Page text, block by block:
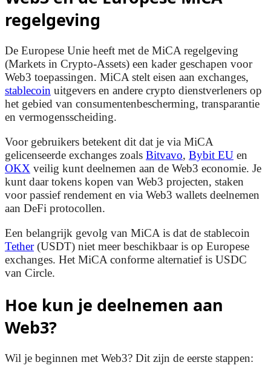
regelgeving
De Europese Unie heeft met de MiCA regelgeving
(Markets in Crypto-Assets) een kader geschapen voor
Web3 toepassingen. MiCA stelt eisen aan exchanges,
stablecoin uitgevers en andere crypto dienstverleners op
het gebied van consumentenbescherming, transparantie
en vermogensscheiding.
Voor gebruikers betekent dit dat je via MiCA
gelicenseerde exchanges zoals Bitvavo, Bybit EU en
OKX veilig kunt deelnemen aan de Web3 economie. Je
kunt daar tokens kopen van Web3 projecten, staken
voor passief rendement en via Web3 wallets deelnemen
aan DeFi protocollen.
Een belangrijk gevolg van MiCA is dat de stablecoin
Tether(USDT) niet meer beschikbaar is op Europese
exchanges. Het MiCA conforme alternatief is USDC
van Circle.
Hoe kun je deelnemen aan
Web3?
Wil je beginnen met Web3? Dit zijn de eerste stappen: